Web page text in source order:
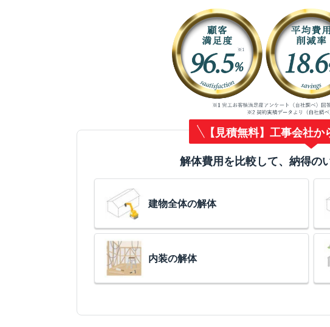
【見積無料】工事会社
解体費用を比較して、納得の
建物全体の解体
内装の解体